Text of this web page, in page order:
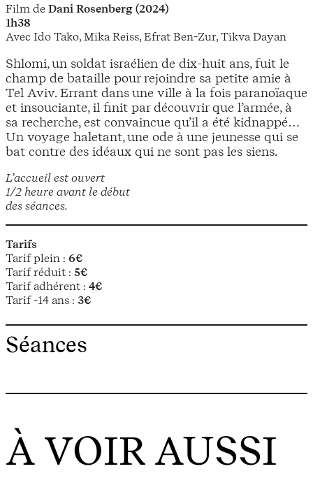
L’accueil est ouvert
1/2 heure avant le début
des séances.
Tarifs
Tarif plein : 6€
Tarif réduit : 5€
Tarif adhérent : 4€
Tarif -14 ans : 3€
Film de Dani Rosenberg (2024)
1h38
Avec Ido Tako, Mika Reiss, Efrat Ben-Zur, Tikva Dayan
Shlomi, un soldat israélien de dix-huit ans, fuit le
champ de bataille pour rejoindre sa petite amie à
Tel Aviv. Errant dans une ville à la fois paranoïaque
et insouciante, il finit par découvrir que l’armée, à
sa recherche, est convaincue qu’il a été kidnappé…
Un voyage haletant, une ode à une jeunesse qui se
bat contre des idéaux qui ne sont pas les siens.
Séances
À VOIR AUSSI